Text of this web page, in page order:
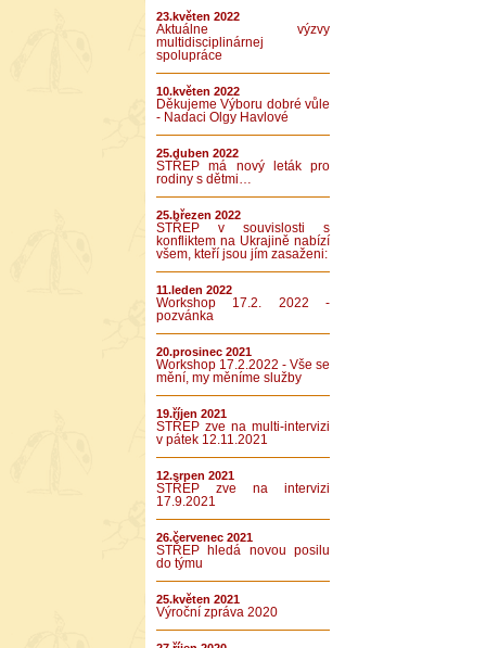
23.květen 2022
Aktuálne výzvy
multidisciplinárnej
spolupráce
10.květen 2022
Děkujeme Výboru dobré vůle
- Nadaci Olgy Havlové
25.duben 2022
STŘEP má nový leták pro
rodiny s dětmi…
25.březen 2022
STŘEP v souvislosti s
konfliktem na Ukrajině nabízí
všem, kteří jsou jím zasaženi:
11.leden 2022
Workshop 17.2. 2022 -
pozvánka
20.prosinec 2021
Workshop 17.2.2022 - Vše se
mění, my měníme služby
19.říjen 2021
STŘEP zve na multi-intervizi
v pátek 12.11.2021
12.srpen 2021
STŘEP zve na intervizi
17.9.2021
26.červenec 2021
STŘEP hledá novou posilu
do týmu
25.květen 2021
Výroční zpráva 2020